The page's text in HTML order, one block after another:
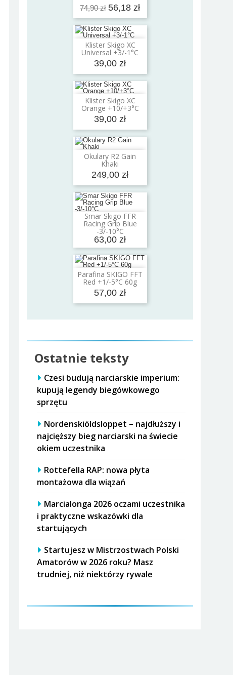
74,90 zł 56,18 zł
Klister Skigo XC
Universal +3/-1°C
39,00 zł
Dodaj do koszyka
Klister Skigo XC
Orange +10/+3°C
39,00 zł
Dodaj do koszyka
Okulary R2 Gain
Khaki
249,00 zł
Dodaj do koszyka
Smar Skigo FFR
Racing Grip Blue
-3/-10°C
63,00 zł
Dodaj do koszyka
Parafina SKIGO FFT
Red +1/-5°C 60g
57,00 zł
Dodaj do koszyka
Ostatnie teksty
Czesi budują narciarskie imperium:
kupują legendy biegówkowego
sprzętu
Nordenskiöldsloppet – najdłuższy i
najcięższy bieg narciarski na świecie
okiem uczestnika
Rottefella RAP: nowa płyta
montażowa dla wiązań
Marcialonga 2026 oczami uczestnika
i praktyczne wskazówki dla
startujących
Startujesz w Mistrzostwach Polski
Amatorów w 2026 roku? Masz
trudniej, niż niektórzy rywale